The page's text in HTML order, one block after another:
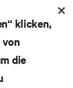
klicken,
von
die